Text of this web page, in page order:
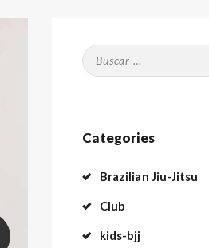
tiger_img
Buscar:
Categories
Brazilian Jiu-Jitsu
Club
kids-bjj